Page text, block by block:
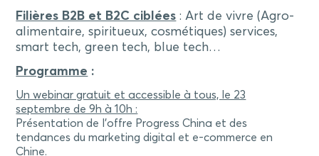
Filières B2B et B2C ciblées : Art de vivre (Agro-
alimentaire, spiritueux, cosmétiques) services,
smart tech, green tech, blue tech…
Programme :
Un webinar gratuit et accessible à tous, le 23
septembre de 9h à 10h :
Présentation de l’offre Progress China et des
tendances du marketing digital et e-commerce en
Chine.